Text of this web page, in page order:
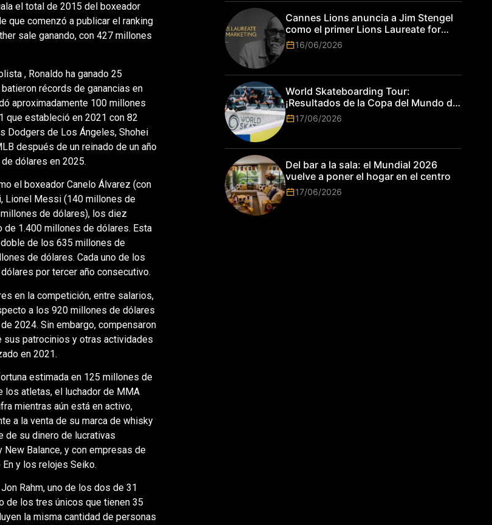
el total de 2015 del boxeador
que comenzó a publicar el ranking
sale ganando, con 427 millones
, Ronaldo ha ganado 25
récords de ganancias en
aproximadamente 100 millones
que estableció en 2021 con 82
Dodgers de Los Ángeles, Shohei
después de un reinado de un año
dólares en 2025.
el boxeador Canelo Álvarez (con
Lionel Messi (140 millones de
de dólares), los diez
1.400 millones de dólares. Esta
de los 635 millones de
de dólares. Cada uno de los
por tercer año consecutivo.
en la competición, entre salarios,
a los 920 millones de dólares
2024. Sin embargo, compensaron
patrocinios y otras actividades
en 2021.
estimada en 125 millones de
los atletas, el luchador de MMA
mientras aún está en activo,
a la venta de su marca de whisky
de su dinero de lucrativas
Balance, y con empresas de
y los relojes Seiko.
Rahm, uno de los dos de 31
de los tres únicos que tienen 35
la misma cantidad de personas
Cannes Lions anuncia a Jim Stengel
como el primer Lions Laureate for
Marketing
16/06/2026
World Skateboarding Tour:
¡Resultados de la Copa del Mundo de
Park de Roma 2026!
17/06/2026
Del bar a la sala: el Mundial 2026
vuelve a poner el hogar en el centro
17/06/2026